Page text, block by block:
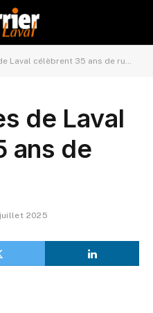
Laval célèbrent 35 ans de rugby
de Laval
ans de
2025